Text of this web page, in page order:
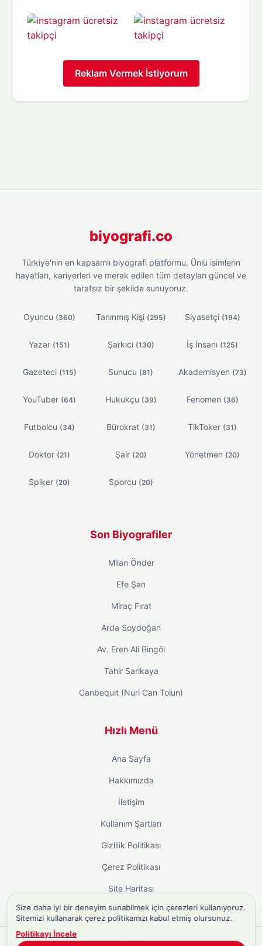
Reklam Vermek İstiyorum
biyografi.co
Türkiye'nin en kapsamlı biyografi platformu. Ünlü isimlerin
hayatları, kariyerleri ve merak edilen tüm detayları güncel ve
tarafsız bir şekilde sunuyoruz.
Oyuncu (360) Tanınmış Kişi (295) Siyasetçi (194)
Yazar (151) Şarkıcı (130) İş İnsanı (125)
Gazeteci (115) Sunucu (81) Akademisyen (73)
YouTuber (64) Hukukçu (39) Fenomen (36)
Futbolcu (34) Bürokrat (31) TikToker (31)
Doktor (21) Şair (20) Yönetmen (20)
Spiker (20) Sporcu (20)
Son Biyografiler
Milan Önder
Efe Şan
Miraç Fırat
Arda Soydoğan
Av. Eren Ali Bingöl
Tahir Sarıkaya
Canbequit (Nuri Can Tolun)
Hızlı Menü
Ana Sayfa
Hakkımızda
İletişim
Kullanım Şartları
Gizlilik Politikası
Çerez Politikası
Site Haritası
Size daha iyi bir deneyim sunabilmek için çerezleri kullanıyoruz.
Sitemizi kullanarak çerez politikamızı kabul etmiş olursunuz.
Politikayı İncele